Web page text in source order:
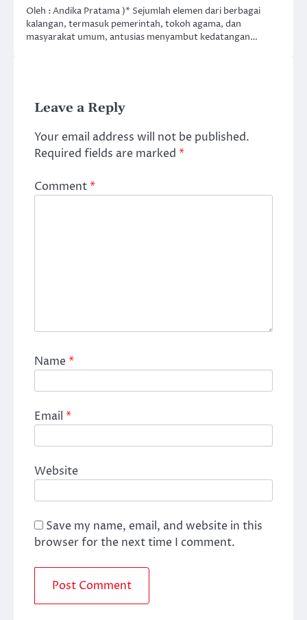
Oleh : Andika Pratama )* Sejumlah elemen dari berbagai
kalangan, termasuk pemerintah, tokoh agama, dan
masyarakat umum, antusias menyambut kedatangan…
Leave a Reply
Your email address will not be published.
Required fields are marked *
Comment*
Name*
Email *
Website
Save my name, email, and website in this
browser for the next time I comment.